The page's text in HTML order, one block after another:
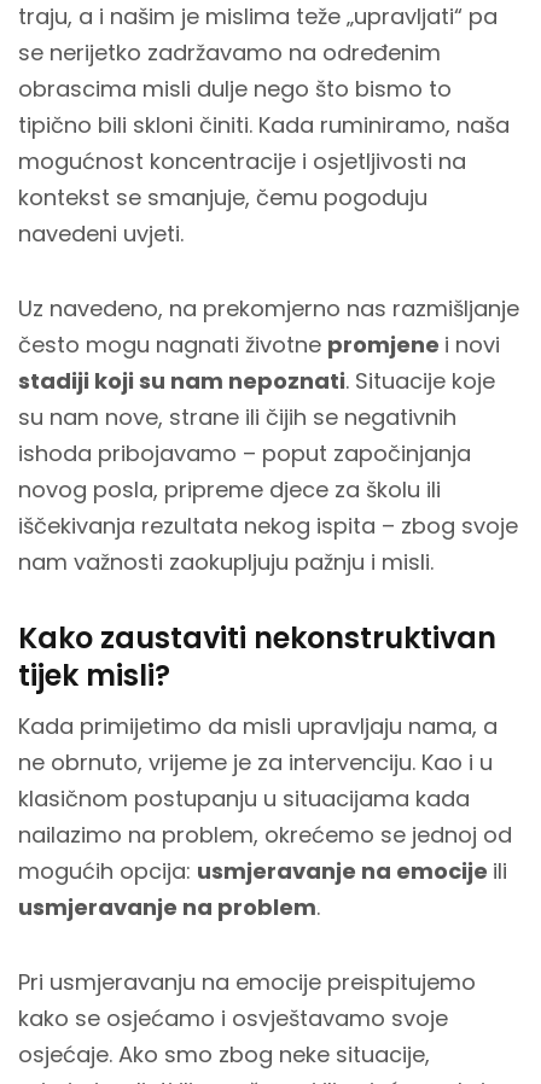
traju, a i našim je mislima teže „upravljati“ pa
se nerijetko zadržavamo na određenim
obrascima misli dulje nego što bismo to
tipično bili skloni činiti. Kada ruminiramo, naša
mogućnost koncentracije i osjetljivosti na
kontekst se smanjuje, čemu pogoduju
navedeni uvjeti.
Uz navedeno, na prekomjerno nas razmišljanje
često mogu nagnati životne promjene i novi
stadiji koji su nam nepoznati. Situacije koje
su nam nove, strane ili čijih se negativnih
ishoda pribojavamo – poput započinjanja
novog posla, pripreme djece za školu ili
iščekivanja rezultata nekog ispita – zbog svoje
nam važnosti zaokupljuju pažnju i misli.
Kako zaustaviti nekonstruktivan
tijek misli?
Kada primijetimo da misli upravljaju nama, a
ne obrnuto, vrijeme je za intervenciju. Kao i u
klasičnom postupanju u situacijama kada
nailazimo na problem, okrećemo se jednoj od
mogućih opcija: usmjeravanje na emocije ili
usmjeravanje na problem.
Pri usmjeravanju na emocije preispitujemo
kako se osjećamo i osvještavamo svoje
osjećaje. Ako smo zbog neke situacije,